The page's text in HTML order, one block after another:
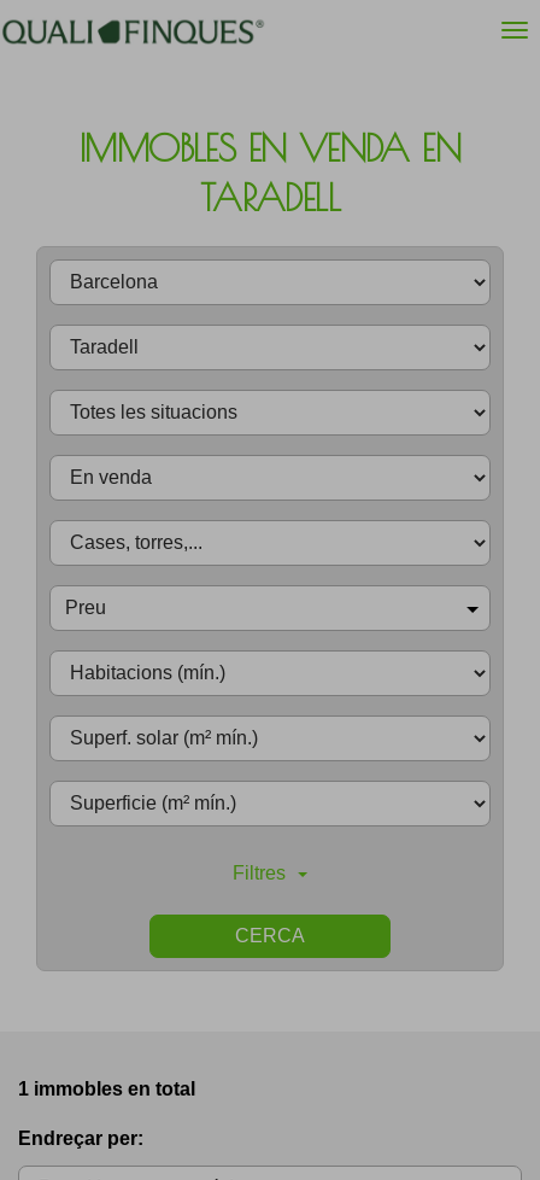
IMMOBLES EN VENDA EN
TARADELL
Preu
Filtres
CERCA
1 immobles en total
Endreçar per: